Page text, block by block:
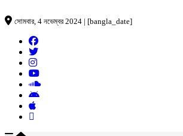
সোমবার, 4 নভেম্বর 2024 | [bangla_date]